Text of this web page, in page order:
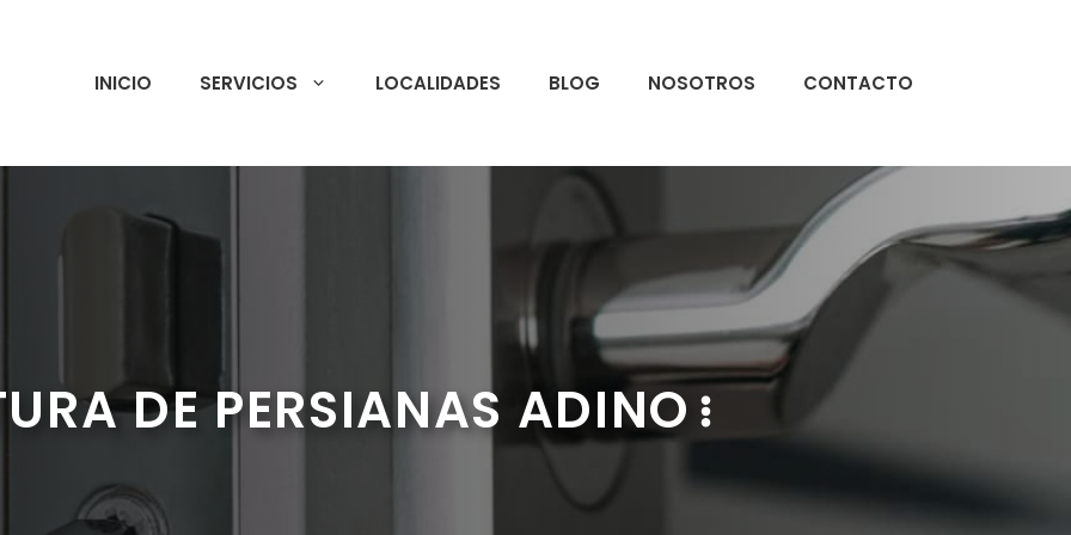
INICIO SERVICIOS LOCALIDADES BLOG NOSOTROS CONTACTO
DE PERSIANAS ADINO